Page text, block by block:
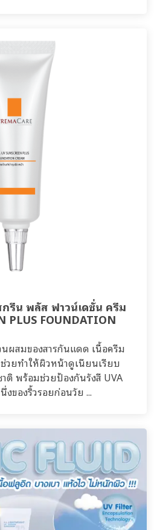
รีน พลัส ฟาวน์เดชั่น ครีม
PLUS FOUNDATION
ผสมของสารกันแดด เนื้อครีม
วยทำให้ผิวหน้าดูเนียนเรียบ
ติ พร้อมช่วยป้องกันรังสี UVA
งของริ้วรอยก่อนวัย ...